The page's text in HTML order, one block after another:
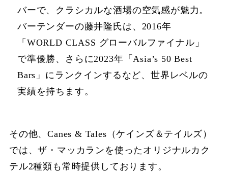
バーで、クラシカルな酒場の空気感が魅力。
バーテンダーの藤井隆氏は、2016年
「WORLD CLASS グローバルファイナル」
で準優勝、さらに2023年「Asia’s 50 Best
Bars」にランクインするなど、世界レベルの
実績を持ちます。
その他、Canes & Tales（ケインズ＆テイルズ）
では、ザ・マッカランを使ったオリジナルカク
テル2種類も常時提供しております。